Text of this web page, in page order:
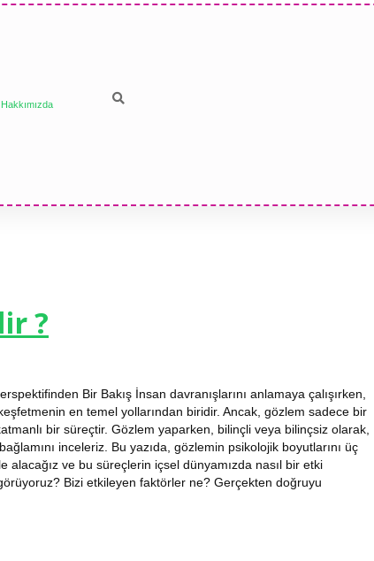
Hakkımızda
?
Bir Bakış İnsan davranışlarını anlamaya çalışırken,
en temel yollarından biridir. Ancak, gözlem sadece bir
bir süreçtir. Gözlem yaparken, bilinçli veya bilinçsiz olarak,
inceleriz. Bu yazıda, gözlemin psikolojik boyutlarını üç
ve bu süreçlerin içsel dünyamızda nasıl bir etki
Bizi etkileyen faktörler ne? Gerçekten doğruyu